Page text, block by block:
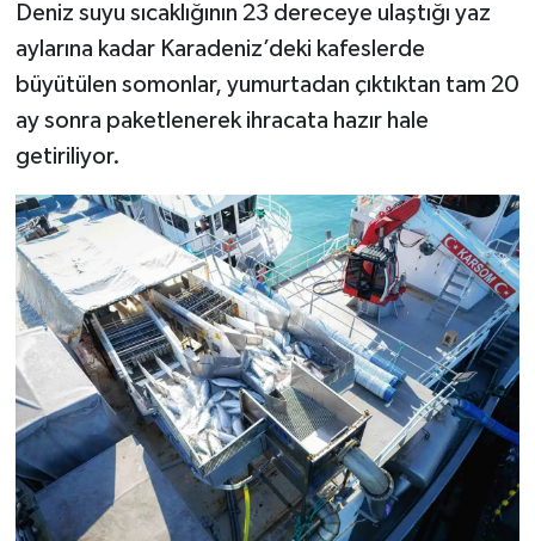
Deniz suyu sıcaklığının 23 dereceye ulaştığı yaz
aylarına kadar Karadeniz’deki kafeslerde
büyütülen somonlar, yumurtadan çıktıktan tam 20
ay sonra paketlenerek ihracata hazır hale
getiriliyor.